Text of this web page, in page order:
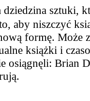
dziedzina sztuki,
aby niszczyć
formę. Może
książki i
osiągnęli: Brian